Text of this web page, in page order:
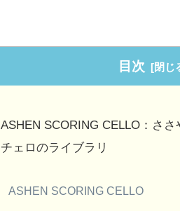
目次
ASHEN SCORING CELLO：さ
チェロのライブラリ
ASHEN SCORING CELLO